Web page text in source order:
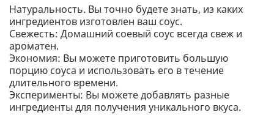
Натуральность. Вы точно будете знать, из каких
ингредиентов изготовлен ваш соус.
Свежесть: Домашний соевый соус всегда свеж и
ароматен.
Экономия: Вы можете приготовить большую
порцию соуса и использовать его в течение
длительного времени.
Эксперименты: Вы можете добавлять разные
ингредиенты для получения уникального вкуса.